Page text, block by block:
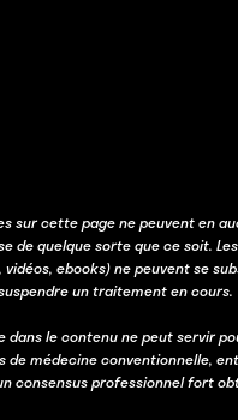
sur cette page ne peuvent en
de quelque sorte que ce soit.
ebooks) ne peuvent se
un traitement en cours.
dans le contenu ne peut servir
médecine conventionnelle,
consensus professionnel fort